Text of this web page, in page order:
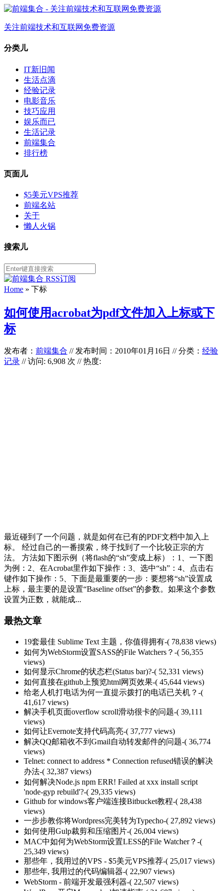
关注前端技术和互联网免费资源
分类儿
IT新旧闻
生活点滴
经验记录
电影音乐
技巧应用
娱乐而已
生活记录
前端集合
排行榜
页面儿
$5美元VPS推荐
前端名站
关于
懒人火锅
搜索儿
Home » 下标
如何使用acrobat为pdf文件加入上标或下
标
发布者： 前端集合 //发布时间：2010年01月16日 //分类： 经验
记录 // 访问: 6,908 次 // 热度:
最近碰到了一个问题，就是如何在已有的PDF文档中加入上
标。 经过自己的一番摸索，终于找到了一个比较正宗的方
法。 方法如下图示例（将flash的“sh”变成上标）：1、一下图
为例：2、在Acrobat里作如下操作：3、选中“sh”：4、点击右
键作如下操作：5、下面是最重要的一步：要想将“sh”设置成
上标，最主要的是设置“Baseline offset”的参数。如果这个参数
设置为正数，就能成...
最热文章
19套最佳 Sublime Text 主题，你值得拥有-( 78,838 views)
如何为WebStorm设置SASS的File Watchers？ -( 56,355
views)
如何显示Chrome的状态栏(Status bar)?-( 52,331 views)
如何直接在github上预览html网页效果-( 45,644 views)
给老人机打电话为何一直提示拨打的电话已关机？ -(
41,617 views)
解决手机页面overflow scroll滑动很卡的问题-( 39,111
views)
如何让Evernote支持代码高亮-( 37,777 views)
解决QQ邮箱收不到Gmail自动转发邮件的问题-( 36,774
views)
Telnet: connect to address * Connection refused错误的解决
办法-( 32,387 views)
如何解决Node.js npm ERR! Failed at xxx install script
'node-gyp rebuild'?-( 29,335 views)
Github for windows客户端连接Bitbucket教程-( 28,438
views)
一步步教你将Wordpress完美转为Typecho-( 27,892 views)
如何使用Gulp裁剪和压缩图片-( 26,004 views)
MAC中如何为WebStorm设置LESS的File Watcher？ -(
25,349 views)
那些年，我用过的VPS - $5美元VPS推荐-( 25,017 views)
那些年, 我用过的代码编辑器-( 22,907 views)
WebStorm - 前端开发最强利器-( 22,507 views)